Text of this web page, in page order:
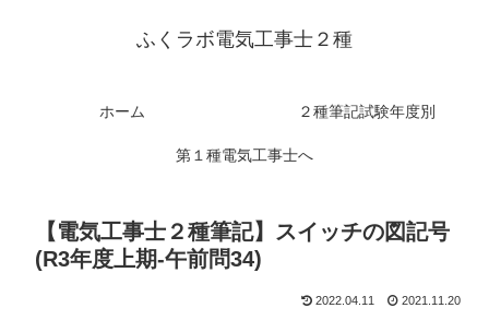
ふくラボ電気工事士２種
ホーム ２種筆記試験年度別
第１種電気工事士へ
【電気工事士２種筆記】スイッチの図記号
(R3年度上期-午前問34)
2022.04.11 2021.11.20